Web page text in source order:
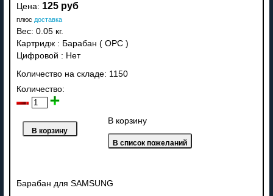
Цена: 125 руб
плюс доставка
Вес: 0.05 кг.
Картридж: Барабан ( OPC )
Цифровой : Нет
Количество на складе: 1150
Количество:
В корзину
Барабан для SAMSUNG